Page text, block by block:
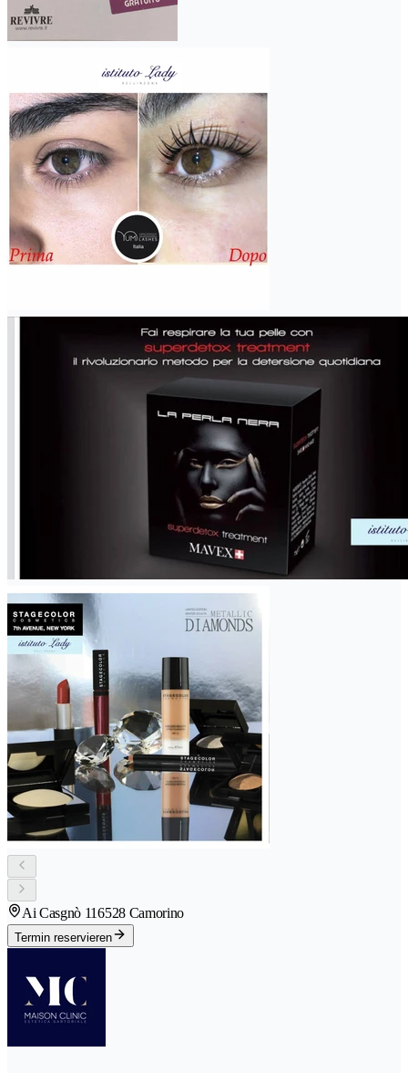
Ai Casgnò 116528 Camorino
Termin reservieren